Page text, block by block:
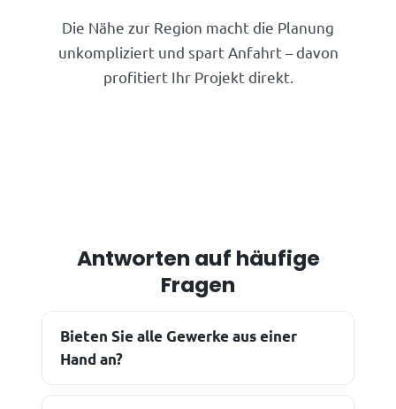
Die Nähe zur Region macht die Planung
unkompliziert und spart Anfahrt – davon
profitiert Ihr Projekt direkt.
Antworten auf häufige
Fragen
Bieten Sie alle Gewerke aus einer
Hand an?